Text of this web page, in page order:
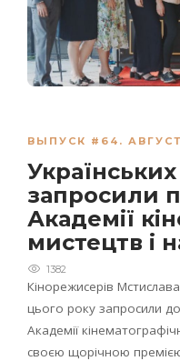
ВЫПУСК #64.
запросили
Академії
мистецтв і
1382
Кінорежисерів
цього року запросили
Академії
своєю щорічною